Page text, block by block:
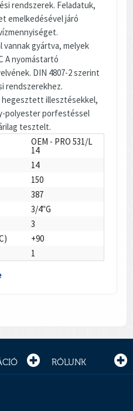
rendszerek. Feladatuk,
emelkedésével járó
vannak gyártva, melyek
A nyomástartó
DIN 4807-2 szerint
rendszerekhez.
hegesztett illesztésekkel,
polyester porfestéssel
tesztelt.
OEM - PRO 531/L
14
14
150
387
3/4"G
3
+90
1
RÓLUNK